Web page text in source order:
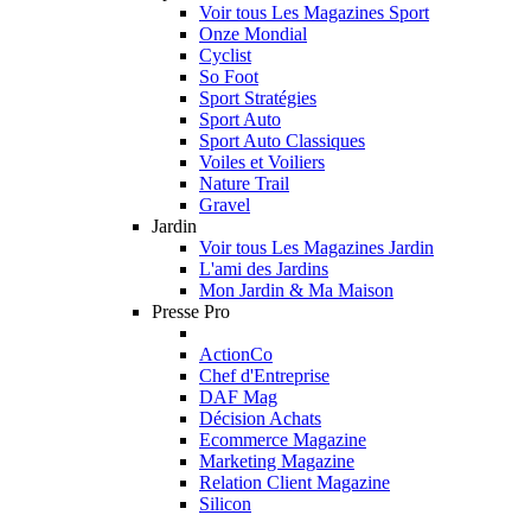
Voir tous Les Magazines Sport
Onze Mondial
Cyclist
So Foot
Sport Stratégies
Sport Auto
Sport Auto Classiques
Voiles et Voiliers
Nature Trail
Gravel
Jardin
Voir tous Les Magazines Jardin
L'ami des Jardins
Mon Jardin & Ma Maison
Presse Pro
ActionCo
Chef d'Entreprise
DAF Mag
Décision Achats
Ecommerce Magazine
Marketing Magazine
Relation Client Magazine
Silicon